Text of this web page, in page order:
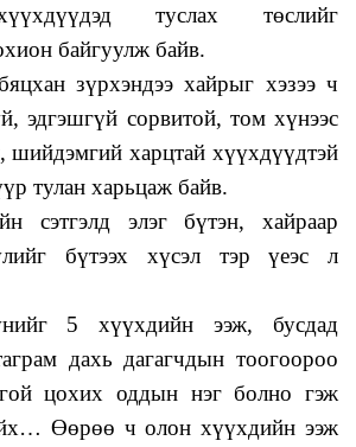
туслах төслийг
байгуулж байв.
зүрхэндээ хайрыг хэзээ ч
эдгэшгүй сорвитой, том хүнээс
шийдэмгий харцтай хүүхдүүдтэй
тулан харьцаж байв.
сэтгэлд элэг бүтэн, хайраар
бүтээх хүсэл тэр үеэс л
5 хүүхдийн ээж, бусдад
дахь дагагчдын тоогоороо
цохих оддын нэг болно гэж
Өөрөө ч олон хүүхдийн ээж